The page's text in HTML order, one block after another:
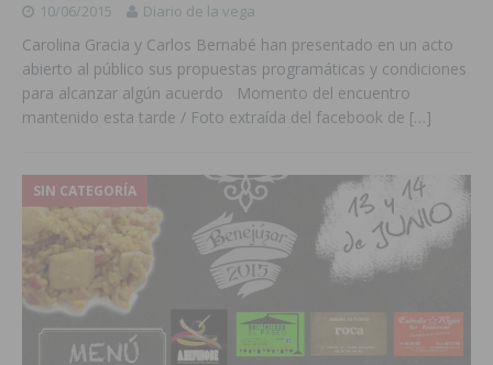
10/06/2015 Diario de la vega
Carolina Gracia y Carlos Bernabé han presentado en un acto
abierto al público sus propuestas programáticas y condiciones
para alcanzar algún acuerdo Momento del encuentro
mantenido esta tarde / Foto extraída del facebook de […]
SIN CATEGORÍA